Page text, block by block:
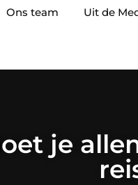
Ons team Uit de
je